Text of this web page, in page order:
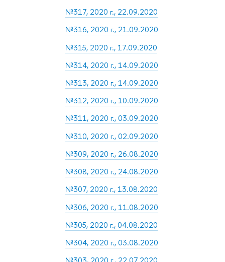
№317, 2020 г., 22.09.2020
№316, 2020 г., 21.09.2020
№315, 2020 г., 17.09.2020
№314, 2020 г., 14.09.2020
№313, 2020 г., 14.09.2020
№312, 2020 г., 10.09.2020
№311, 2020 г., 03.09.2020
№310, 2020 г., 02.09.2020
№309, 2020 г., 26.08.2020
№308, 2020 г., 24.08.2020
№307, 2020 г., 13.08.2020
№306, 2020 г., 11.08.2020
№305, 2020 г., 04.08.2020
№304, 2020 г., 03.08.2020